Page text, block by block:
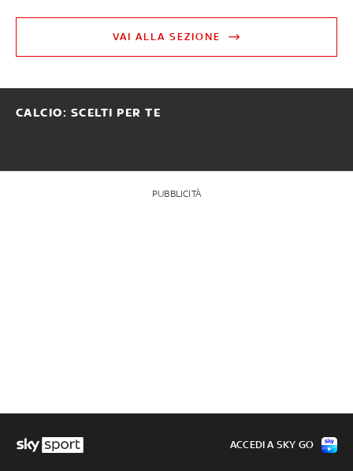
VAI ALLA SEZIONE
CALCIO: SCELTI PER TE
PUBBLICITÀ
ACCEDI A SKY GO